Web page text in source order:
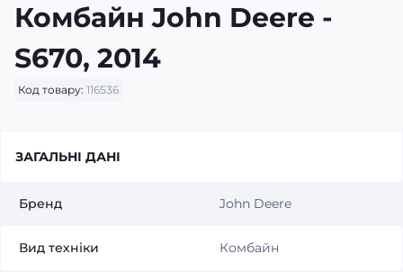
Комбайн John Deere -
S670, 2014
Код товару: 116536
ЗАГАЛЬНІ ДАНІ
Бренд John Deere
Вид техніки Комбайн